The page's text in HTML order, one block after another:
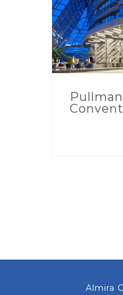
Almira